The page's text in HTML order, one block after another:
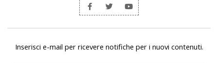
Inserisci e-mail per ricevere notifiche per i nuovi contenuti.